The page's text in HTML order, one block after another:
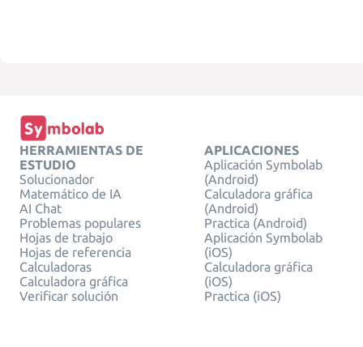
HERRAMIENTAS DE
ESTUDIO
Solucionador
Matemático de IA
AI Chat
Problemas populares
Hojas de trabajo
Hojas de referencia
Calculadoras
Calculadora gráfica
Verificar solución
APLICACIONES
Aplicación Symbolab
(Android)
Calculadora gráfica
(Android)
Practica (Android)
Aplicación Symbolab
(iOS)
Calculadora gráfica
(iOS)
Practica (iOS)